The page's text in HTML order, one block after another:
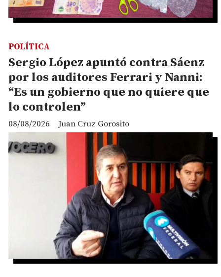
Sergio López apuntó contra Sáenz
por los auditores Ferrari y Nanni:
“Es un gobierno que no quiere que
lo controlen”
Juan Cruz Gorosito
POLÍTICA
08/08/2026